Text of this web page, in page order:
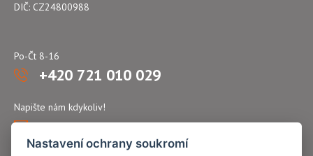
DIČ: CZ24800988
Po-Čt 8-16
+420 721 010 029
Napište nám kdykoliv!
atflex@seznam.cz
Nastavení ochrany soukromí